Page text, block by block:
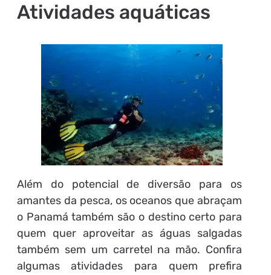
Atividades aquáticas
Além do potencial de diversão para os
amantes da pesca, os oceanos que abraçam
o Panamá também são o destino certo para
quem quer aproveitar as águas salgadas
também sem um carretel na mão. Confira
algumas atividades para quem prefira